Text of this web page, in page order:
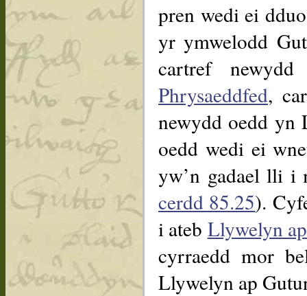
pren wedi ei
yr ymwelodd
cartref
Phrysaeddfed,
newydd oedd yn
oedd wedi ei
yw’n gadael lli i
cerdd 85.25).
i ateb Llywelyn
cyrraedd mor
Llywelyn ap